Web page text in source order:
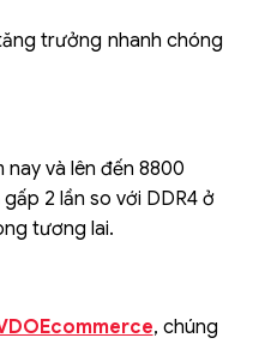
trưởng nhanh chóng
và lên đến 8800
2 lần so với DDR4 ở
tương lai.
, chúng
Liên hệ
Mini PC GB-BMPD-